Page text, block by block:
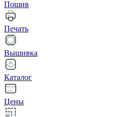
Пошив
Печать
Вышивка
Каталог
Цены